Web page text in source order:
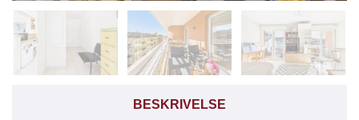
BESKRIVELSE